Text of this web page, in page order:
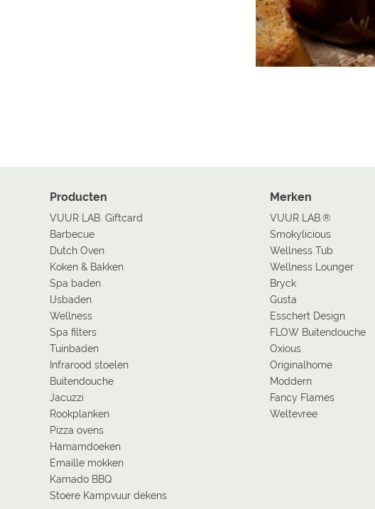
Producten
VUUR LAB. Giftcard
Barbecue
Dutch Oven
Koken & Bakken
Spa baden
IJsbaden
Wellness
Spa filters
Tuinbaden
Infrarood stoelen
Buitendouche
Jacuzzi
Rookplanken
Pizza ovens
Hamamdoeken
Emaille mokken
Kamado BBQ
Stoere Kampvuur dekens
Merken
VUUR LAB.®
Smokylicious
Wellness Tub
Wellness Lounger
Bryck
Gusta
Esschert Design
FLOW Buitendouche
Oxious
Originalhome
Moddern
Fancy Flames
Weltevree